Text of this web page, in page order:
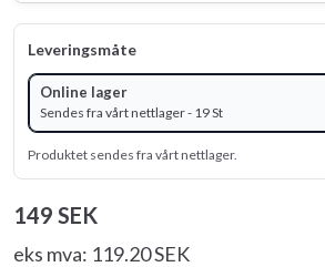
Leveringsmåte
Online lager
Sendes fra vårt nettlager - 19 St
Produktet sendes fra vårt nettlager.
149 SEK
eks mva: 119.20 SEK